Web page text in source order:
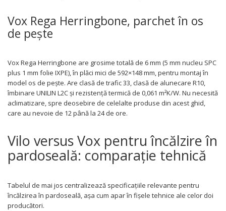
Vox Rega Herringbone, parchet în os
de pește
Vox Rega Herringbone are grosime totală de 6 mm (5 mm nucleu SPC
plus 1 mm folie IXPE), în plăci mici de 592×148 mm, pentru montaj în
model os de pește. Are clasă de trafic 33, clasă de alunecare R10,
îmbinare UNILIN L2C și rezistență termică de 0,061 m²K/W. Nu necesită
aclimatizare, spre deosebire de celelalte produse din acest ghid,
care au nevoie de 12 până la 24 de ore.
Vilo versus Vox pentru încălzire în
pardoseală: comparație tehnică
Tabelul de mai jos centralizează specificațiile relevante pentru
încălzirea în pardoseală, așa cum apar în fișele tehnice ale celor doi
producători.